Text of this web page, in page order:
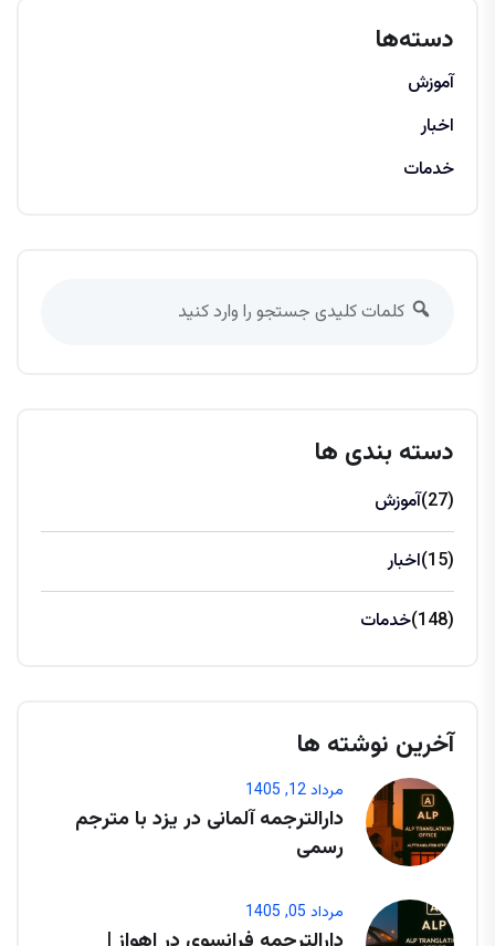
دسته‌ها
آموزش
اخبار
خدمات
دسته بندی ها
آموزش (27)
اخبار (15)
خدمات (148)
آخرین نوشته ها
مرداد 12, 1405
دارالترجمه آلمانی در یزد با مترجم
رسمی
مرداد 05, 1405